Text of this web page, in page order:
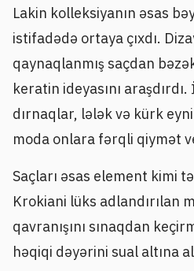
Lakin kolleksiyanın əsas
istifadədə ortaya çıxdı.
qaynaqlanmış saçdan
keratin ideyasını
dırnaqlar, lələk və kürk
moda onlara fərqli qiymət
Saçları əsas element kimi
Krokiani lüks adlandırılan
qavranışını sınaqdan
həqiqi dəyərini sual altına